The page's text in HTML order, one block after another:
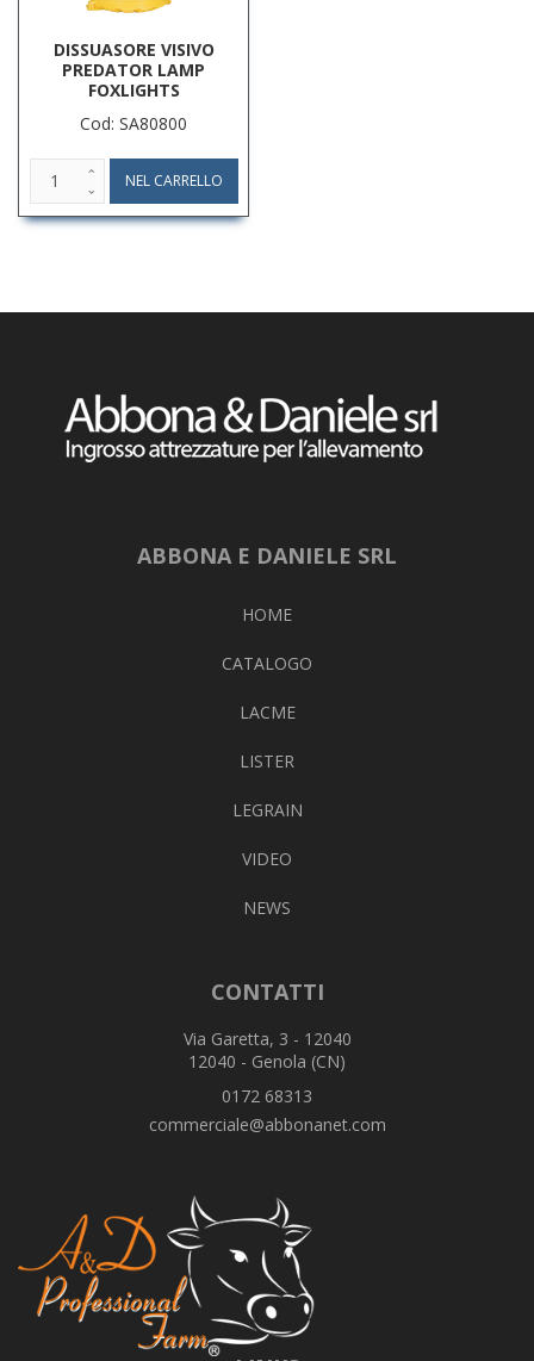
DISSUASORE VISIVO
PREDATOR LAMP
FOXLIGHTS
Cod: SA80800
ABBONA E DANIELE SRL
HOME
CATALOGO
LACME
LISTER
LEGRAIN
VIDEO
NEWS
CONTATTI
Via Garetta, 3 - 12040
12040 - Genola (CN)
0172 68313
commerciale@abbonanet.com